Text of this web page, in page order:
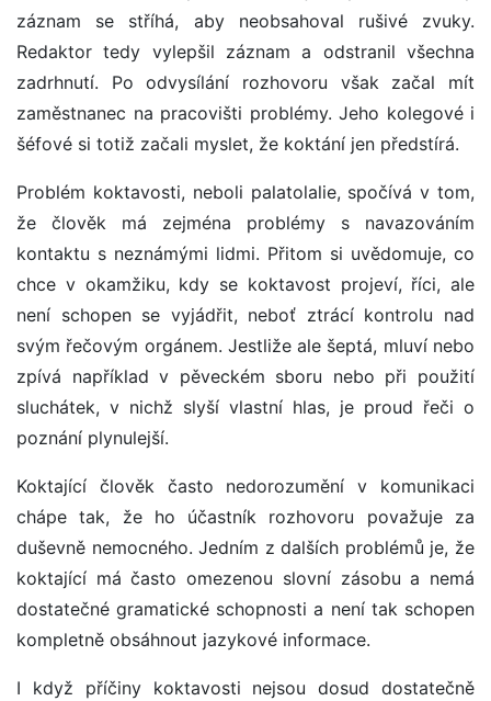
záznam se stříhá, aby neobsahoval rušivé zvuky.
Redaktor tedy vylepšil záznam a odstranil všechna
zadrhnutí. Po odvysílání rozhovoru však začal mít
zaměstnanec na pracovišti problémy. Jeho kolegové i
šéfové si totiž začali myslet, že koktání jen předstírá.
Problém koktavosti, neboli palatolalie, spočívá v tom,
že člověk má zejména problémy s navazováním
kontaktu s neznámými lidmi. Přitom si uvědomuje, co
chce v okamžiku, kdy se koktavost projeví, říci, ale
není schopen se vyjádřit, neboť ztrácí kontrolu nad
svým řečovým orgánem. Jestliže ale šeptá, mluví nebo
zpívá například v pěveckém sboru nebo při použití
sluchátek, v nichž slyší vlastní hlas, je proud řeči o
poznání plynulejší.
Koktající člověk často nedorozumění v komunikaci
chápe tak, že ho účastník rozhovoru považuje za
duševně nemocného. Jedním z dalších problémů je, že
koktající má často omezenou slovní zásobu a nemá
dostatečné gramatické schopnosti a není tak schopen
kompletně obsáhnout jazykové informace.
I když příčiny koktavosti nejsou dosud dostatečně